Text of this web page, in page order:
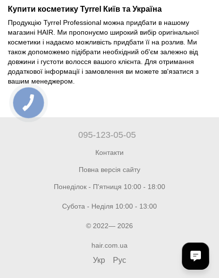
Купити косметику Tyrrel Київ та Україна
Продукцію Tyrrel Professional можна придбати в нашому
магазині HAIR. Ми пропонуємо широкий вибір оригінальної
косметики і надаємо можливість придбати її на розлив. Ми
також допоможемо підібрати необхідний об'єм залежно від
довжини і густоти волосся вашого клієнта. Для отримання
додаткової інформації і замовлення ви можете зв'язатися з
вашим менеджером.
095-123-05-05
Контакти
Повна версія сайту
Понеділок - П'ятниця 10:00 - 18:00
Субота - Неділя 10:00 - 13:00
© 2022— 2026
hair.com.ua
Укр Рус